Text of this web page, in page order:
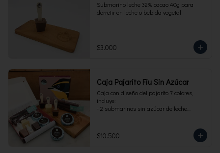
Submarino leche 32% cacao 40g para
derretir en leche o bebida vegetal
$3.000
Caja Pajarito Fiu Sin Azúcar
Caja con diseño del pajarito 7 colores,
incluye:
- 2 submarinos sin azúcar de leche
$10.500